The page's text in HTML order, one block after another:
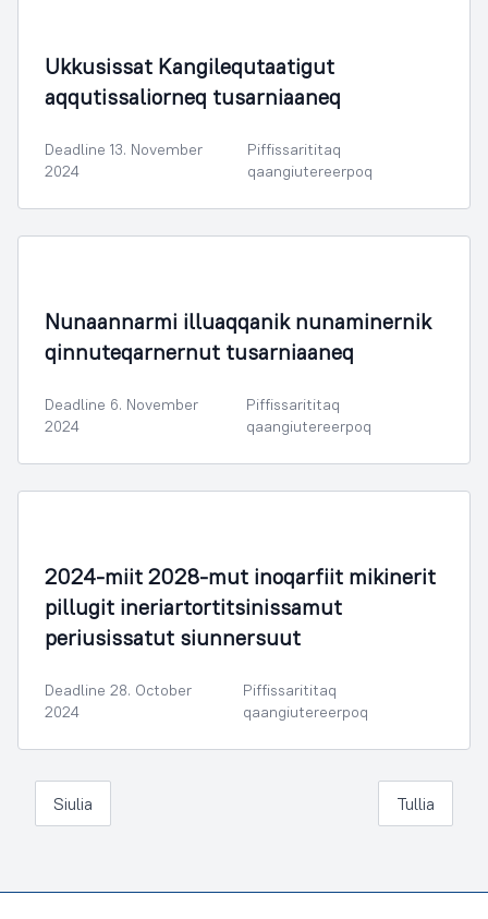
Ukkusissat Kangilequtaatigut
aqqutissaliorneq tusarniaaneq
Deadline 13. November
2024
Piffissarititaq
qaangiutereerpoq
Nunaannarmi illuaqqanik nunaminernik
qinnuteqarnernut tusarniaaneq
Deadline 6. November
2024
Piffissarititaq
qaangiutereerpoq
2024-miit 2028-mut inoqarfiit mikinerit
pillugit ineriartortitsinissamut
periusissatut siunnersuut
Deadline 28. October
2024
Piffissarititaq
qaangiutereerpoq
Siulia Tullia